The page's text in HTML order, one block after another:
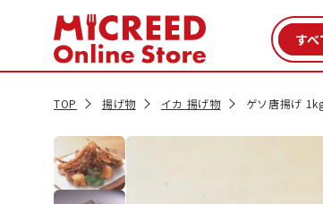
TOP 揚げ物 イカ 揚げ物 ゲソ唐揚げ